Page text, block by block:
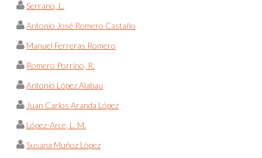
Serrano, L.
Antonio José Romero Castaño
Manuel Ferreras Romero
Romero Porrino, R.
Antonio López Alabau
Juan Carlos Aranda López
López-Arce, L. M.
Susana Muñoz López